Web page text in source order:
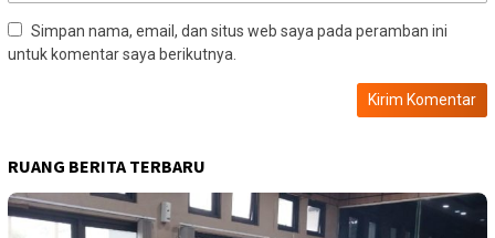
Simpan nama, email, dan situs web saya pada peramban ini
untuk komentar saya berikutnya.
RUANG BERITA TERBARU